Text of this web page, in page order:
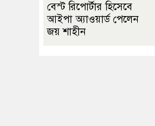
বেস্ট রিপোর্টার হিসেবে
আইপা অ্যাওয়ার্ড পেলেন
জয় শাহীন